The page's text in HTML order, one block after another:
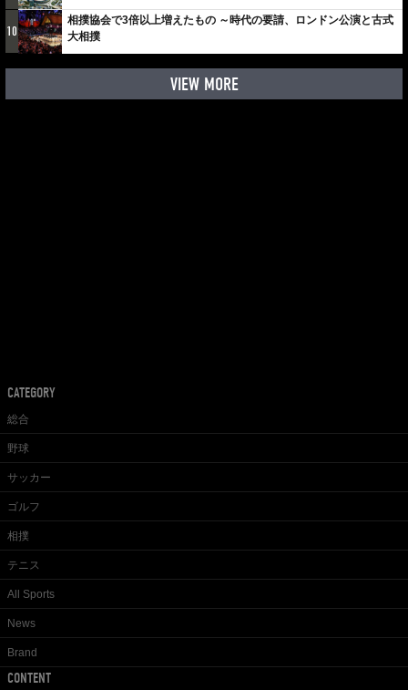
10
相撲協会で3倍以上増えたもの ～時代の要請、ロンドン公演と古式
大相撲
VIEW MORE
CATEGORY
総合
野球
サッカー
ゴルフ
相撲
テニス
All Sports
News
Brand
CONTENT